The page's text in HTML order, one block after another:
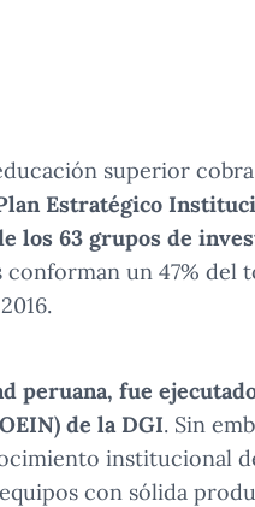
superior
Estratégico
los 63 grupos de
conforman un 47% del
peruana, fue
de la DGI. Sin
institucional
con sólida